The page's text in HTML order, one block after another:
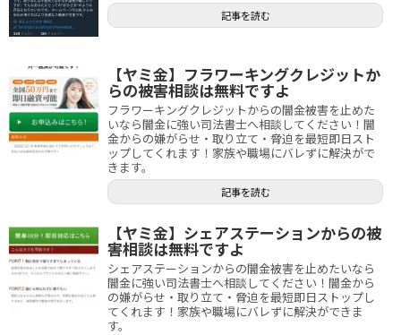
記事を読む
【ヤミ金】フラワーキングクレジットか
らの被害相談は無料ですよ
フラワーキングクレジットからの闇金被害を止めた
いなら闇金に強い司法書士へ相談してください！闇
金からの嫌がらせ・取り立て・脅迫を最短即日スト
ップしてくれます！家族や職場にバレずに解決がで
きます。
記事を読む
【ヤミ金】シェアステーションからの被
害相談は無料ですよ
シェアステーションからの闇金被害を止めたいなら
闇金に強い司法書士へ相談してください！闇金から
の嫌がらせ・取り立て・脅迫を最短即日ストップし
てくれます！家族や職場にバレずに解決ができま
す。